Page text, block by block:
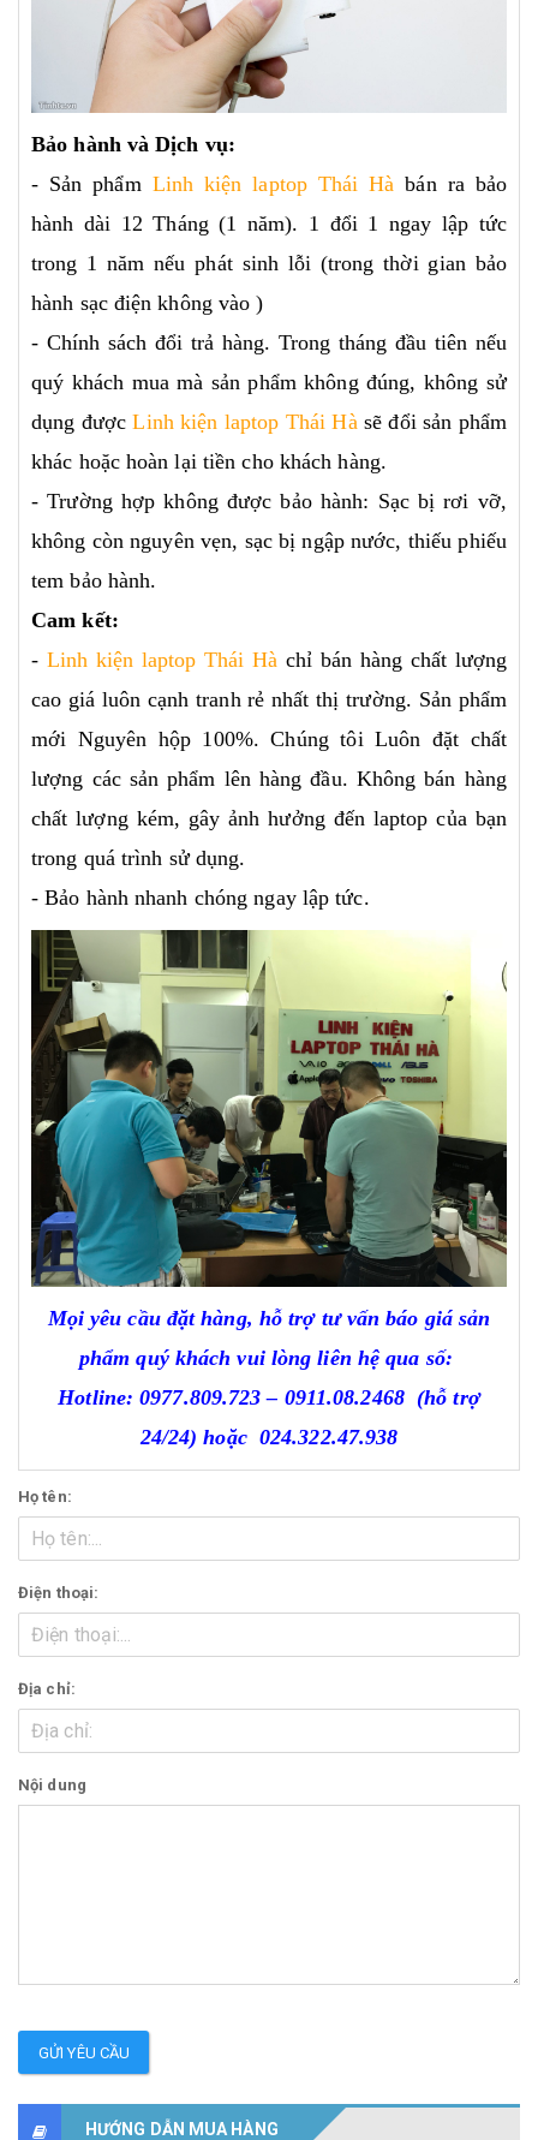
Bảo hành và Dịch vụ:
- Sản phẩm Linh kiện laptop Thái Hà bán ra bảo
hành dài 12 Tháng (1 năm). 1 đổi 1 ngay lập tức
trong 1 năm nếu phát sinh lỗi (trong thời gian bảo
hành sạc điện không vào )
- Chính sách đổi trả hàng. Trong tháng đầu tiên nếu
quý khách mua mà sản phẩm không đúng, không sử
dụng đượcLinh kiện laptop Thái Hà sẽ đổi sản phẩm
khác hoặc hoàn lại tiền cho khách hàng.
- Trường hợp không được bảo hành: Sạc bị rơi vỡ,
không còn nguyên vẹn, sạc bị ngập nước, thiếu phiếu
tem bảo hành.
Cam kết:
- Linh kiện laptop Thái Hà chỉ bán hàng chất lượng
cao giá luôn cạnh tranh rẻ nhất thị trường. Sản phẩm
mới Nguyên hộp 100%. Chúng tôi Luôn đặt chất
lượng các sản phẩm lên hàng đầu. Không bán hàng
chất lượng kém, gây ảnh hưởng đến laptop của bạn
trong quá trình sử dụng.
- Bảo hành nhanh chóng ngay lập tức.
Mọi yêu cầu đặt hàng, hỗ trợ tư vấn báo giá sản
phẩm quý khách vui lòng liên hệ qua số:
Hotline: 0977.809.723 – 0911.08.2468 (hỗ trợ
24/24) hoặc024.322.47.938
Họ tên:
Điện thoại:
Địa chỉ:
Nội dung
GỬI YÊU CẦU
HƯỚNG DẪN MUA HÀNG